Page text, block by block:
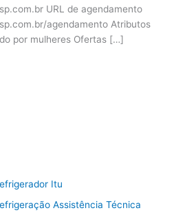
URL de agendamento
agendamento Atributos
por mulheres Ofertas […]
Itu
Assistência Técnica